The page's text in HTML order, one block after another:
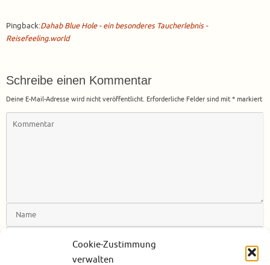
Cookie-Zustimmung
verwalten
Pingback:Dahab Blue Hole - ein besonderes Taucherlebnis -
Reisefeeling.world
Schreibe einen Kommentar
Deine E-Mail-Adresse wird nicht veröffentlicht. Erforderliche Felder sind mit * markiert